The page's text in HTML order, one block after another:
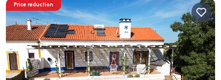
Price reduction